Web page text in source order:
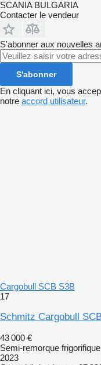
SCANIA BULGARIA
Contacter le vendeur
S'abonner aux nouvelles
S'abonner
En cliquant ici, vous
notre accord utilisateur.
Cargobull SCB S3B
17
Schmitz Cargobull
43 000 €
Semi-remorque frigorifique
2023